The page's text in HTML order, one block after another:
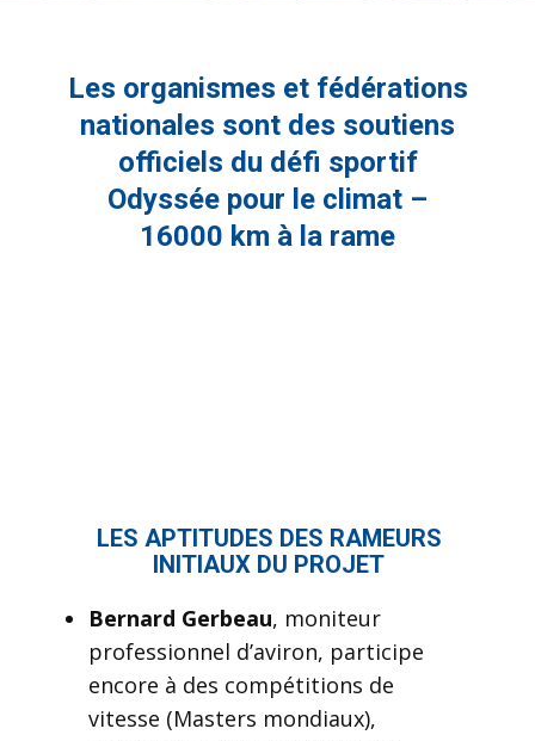
Les organismes et fédérations
nationales sont des soutiens
officiels du défi sportif
Odyssée pour le climat –
16000 km à la rame
LES APTITUDES DES RAMEURS
INITIAUX DU PROJET
Bernard Gerbeau, moniteur
professionnel d’aviron, participe
encore à des compétitions de
vitesse (Masters mondiaux),